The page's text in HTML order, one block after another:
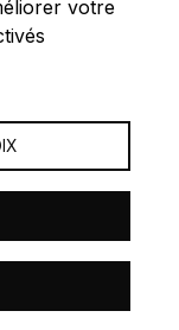
sociaux,
sports, etc., le
les
d’intérêts.
votre
du Bas-Saint-